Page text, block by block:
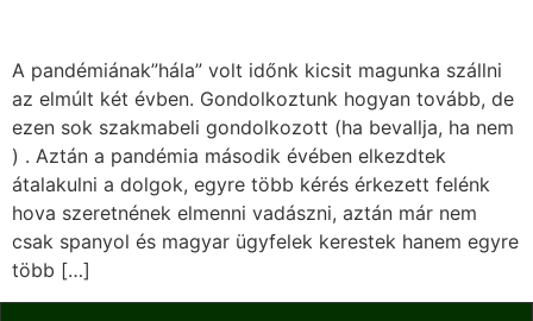
A pandémiának”hála” volt időnk kicsit magunka szállni
az elmúlt két évben. Gondolkoztunk hogyan tovább, de
ezen sok szakmabeli gondolkozott (ha bevallja, ha nem
) . Aztán a pandémia második évében elkezdtek
átalakulni a dolgok, egyre több kérés érkezett felénk
hova szeretnének elmenni vadászni, aztán már nem
csak spanyol és magyar ügyfelek kerestek hanem egyre
több […]